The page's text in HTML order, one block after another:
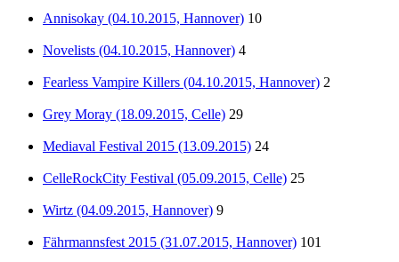
Annisokay (04.10.2015, Hannover) 10
Novelists (04.10.2015, Hannover) 4
Fearless Vampire Killers (04.10.2015, Hannover) 2
Grey Moray (18.09.2015, Celle) 29
Mediaval Festival 2015 (13.09.2015) 24
CelleRockCity Festival (05.09.2015, Celle) 25
Wirtz (04.09.2015, Hannover) 9
Fährmannsfest 2015 (31.07.2015, Hannover) 101